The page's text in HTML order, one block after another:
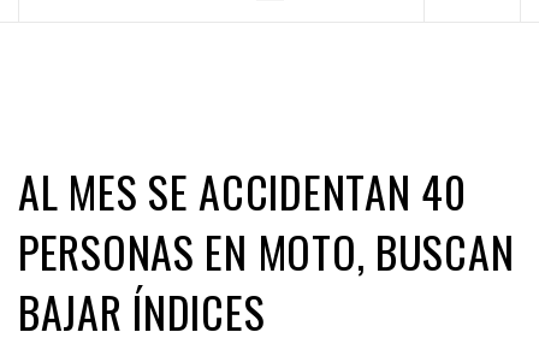
AL MES SE ACCIDENTAN 40
PERSONAS EN MOTO, BUSCAN
BAJAR ÍNDICES